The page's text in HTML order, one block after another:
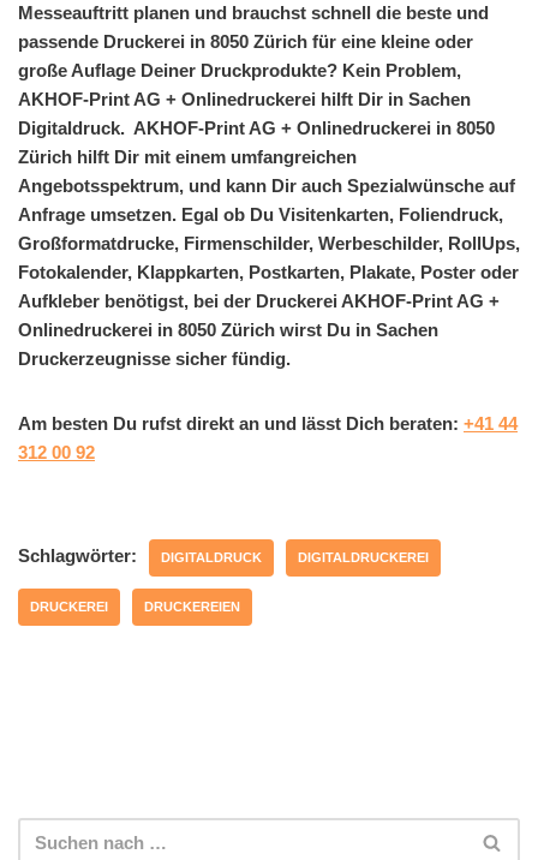
Messeauftritt planen und brauchst schnell die beste und
passende Druckerei in 8050 Zürich für eine kleine oder
große Auflage Deiner Druckprodukte? Kein Problem,
AKHOF-Print AG + Onlinedruckerei hilft Dir in Sachen
Digitaldruck. AKHOF-Print AG + Onlinedruckerei in 8050
Zürich hilft Dir mit einem umfangreichen
Angebotsspektrum, und kann Dir auch Spezialwünsche auf
Anfrage umsetzen. Egal ob Du Visitenkarten, Foliendruck,
Großformatdrucke, Firmenschilder, Werbeschilder, RollUps,
Fotokalender, Klappkarten, Postkarten, Plakate, Poster oder
Aufkleber benötigst, bei der Druckerei AKHOF-Print AG +
Onlinedruckerei in 8050 Zürich wirst Du in Sachen
Druckerzeugnisse sicher fündig.
Am besten Du rufst direkt an und lässt Dich beraten: +41 44
312 00 92
Schlagwörter: DIGITALDRUCK DIGITALDRUCKEREI
DRUCKEREI DRUCKEREIEN